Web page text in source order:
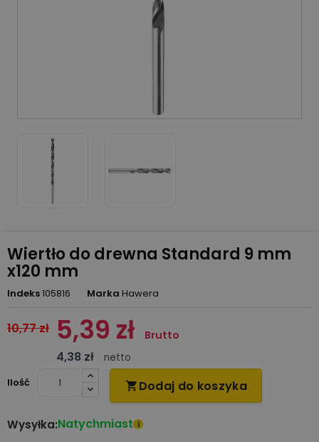
Wiertło do drewna Standard 9 mm
x120 mm
Indeks105816 Marka Hawera
10,77 zł 5,39 zł Brutto
4,38 zł
netto
Ilość
 Dodaj do koszyka
Wysyłka:Natychmiast i